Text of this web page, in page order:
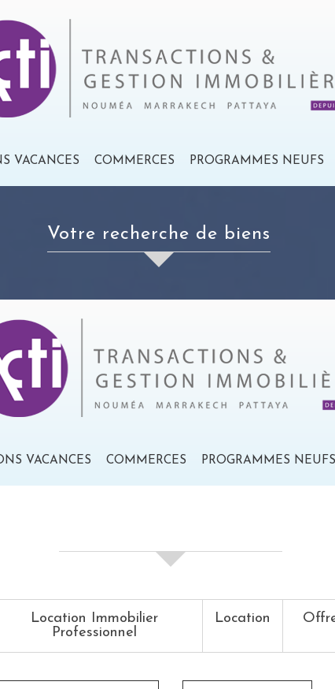
VACANCES COMMERCES PROGRAMMES NEUFS
votre recherche de biens
VACANCES COMMERCES PROGRAMMES
Location Immobilier
Professionnel
Location